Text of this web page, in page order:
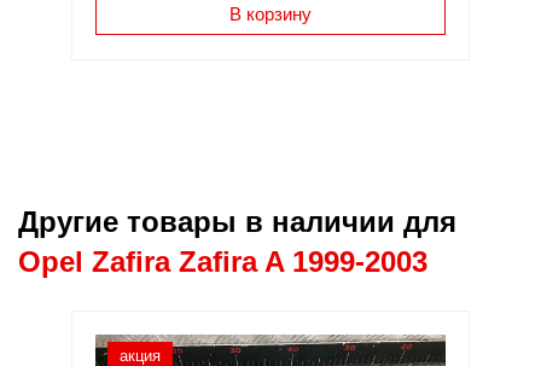
В корзину
Другие товары в наличии для
Opel Zafira Zafira A 1999-2003
акция